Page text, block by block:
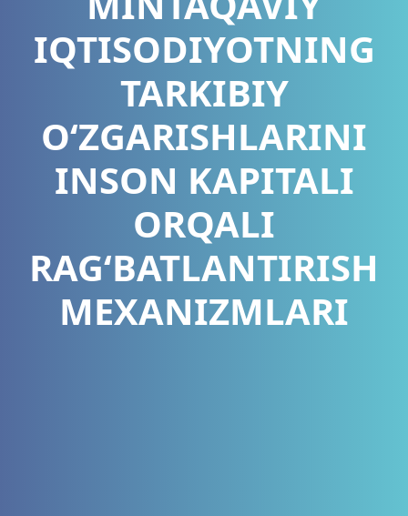
IQTISODIYOTNING
TARKIBIY
O‘ZGARISHLARINI
INSON KAPITALI
ORQALI
RAG‘BATLANTIRISH
MEXANIZMLARI